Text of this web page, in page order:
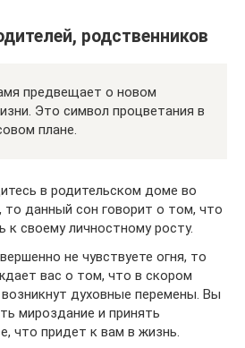
родственников
предвещает о новом
Это символ процветания в
плане.
в родительском доме во
то данный сон говорит о том, что
к своему личностному росту.
не чувствуете огня, то
вас о том, что в скором
духовные перемены. Вы
мироздание и принять
что придет к вам в жизнь.